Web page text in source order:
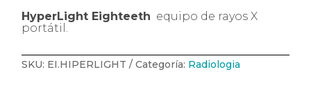
HyperLight Eighteeth equipo de rayos X
portátil.
SKU: EI.HIPERLIGHT Categoría: Radiologia